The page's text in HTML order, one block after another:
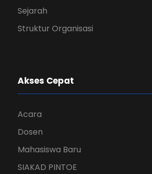
Sejarah
Struktur Organisasi
Akses Cepat
Acara
Dosen
Mahasiswa Baru
SIAKAD PINTOE